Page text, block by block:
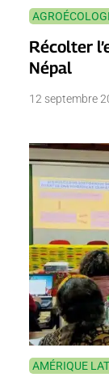
Récolter
Népal
12 septembre
AMÉRIQUE